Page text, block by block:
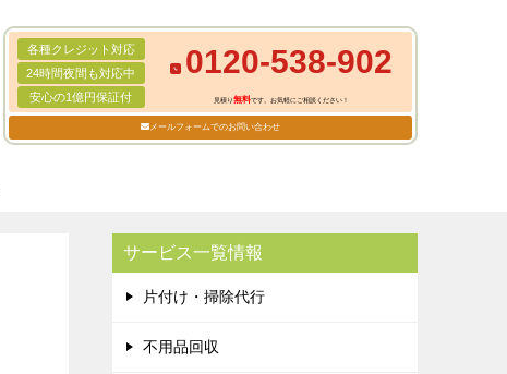
各種クレジット対応
24時間夜間も対応中
安心の1億円保証付
0120-538-902
見積り無料です。お気軽にご相談ください！
メールフォームでのお問い合わせ
サービス一覧情報
片付け・掃除代行
不用品回収